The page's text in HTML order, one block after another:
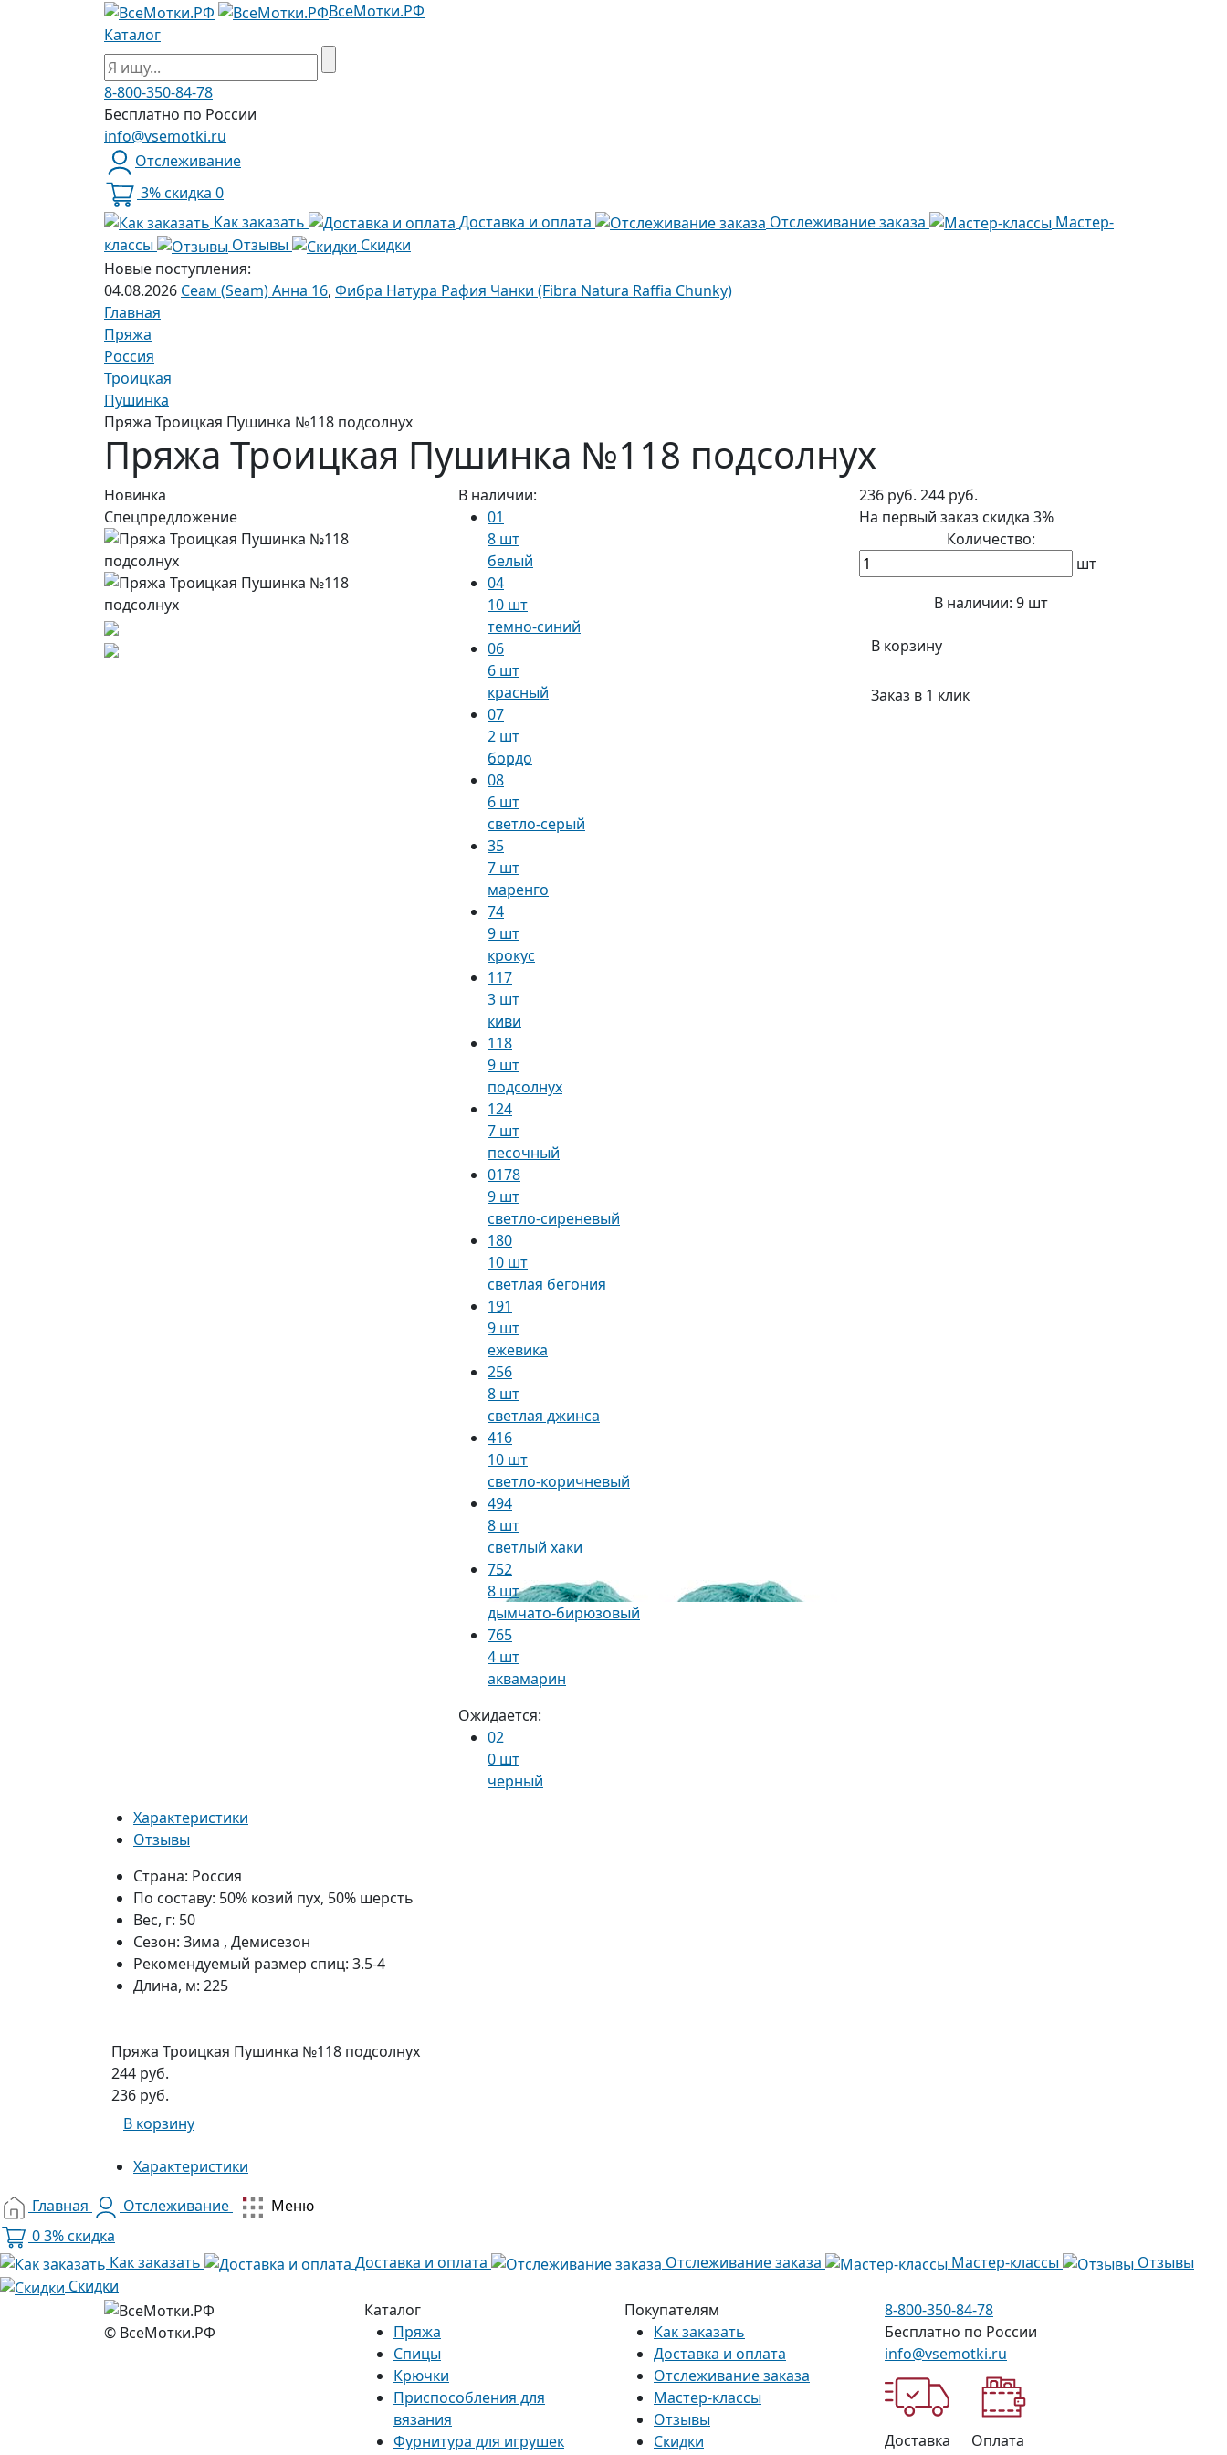
ВсеМотки.РФ
Каталог
8-800-350-84-78
Бесплатно по России
info@vsemotki.ru
Отслеживание
3% скидка 0
Как заказать
Доставка и оплата Отслеживание заказа
Мастер-
классы
Отзывы
Скидки
Новые поступления:
04.08.2026 Сеам (Seam) Анна 16, Фибра Натура Рафия Чанки (Fibra Natura Raffia Chunky)
Главная
Пряжа
Россия
Троицкая
Пушинка
Пряжа Троицкая Пушинка №118 подсолнух
Пряжа Троицкая Пушинка №118 подсолнух
Новинка
Спецпредложение
В наличии:
01
8 шт
белый
04
10 шт
темно-синий
06
6 шт
красный
07
2 шт
бордо
08
6 шт
светло-серый
35
7 шт
маренго
74
9 шт
крокус
117
3 шт
киви
118
9 шт
подсолнух
124
7 шт
песочный
0178
9 шт
светло-сиреневый
180
10 шт
светлая бегония
191
9 шт
ежевика
256
8 шт
светлая джинса
416
10 шт
светло-коричневый
494
8 шт
светлый хаки
752
8 шт
дымчато-бирюзовый
765
4 шт
аквамарин
Ожидается:
02
0 шт
черный
236 руб. 244 руб.
На первый заказ скидка 3%
Количество:
шт
В наличии: 9 шт
В корзину
Заказ в 1 клик
Характеристики
Отзывы
Страна: Россия
По составу: 50% козий пух, 50% шерсть
Вес, г: 50
Сезон: Зима , Демисезон
Рекомендуемый размер спиц: 3.5-4
Длина, м: 225
Пряжа Троицкая Пушинка №118 подсолнух
244 руб.
236 руб.
В корзину
Характеристики
Главная
Отслеживание
Меню
03% скидка
Как заказать
Доставка и оплата Отслеживание заказа Мастер-классы
Отзывы
Скидки
© ВсеМотки.РФ
Каталог
Пряжа
Спицы
Крючки
Приспособления для
вязания
Фурнитура для игрушек
Покупателям
Как заказать
Доставка и оплата
Отслеживание заказа
Мастер-классы
Отзывы
Скидки
8-800-350-84-78
Бесплатно по России
info@vsemotki.ru
Доставка
Оплата